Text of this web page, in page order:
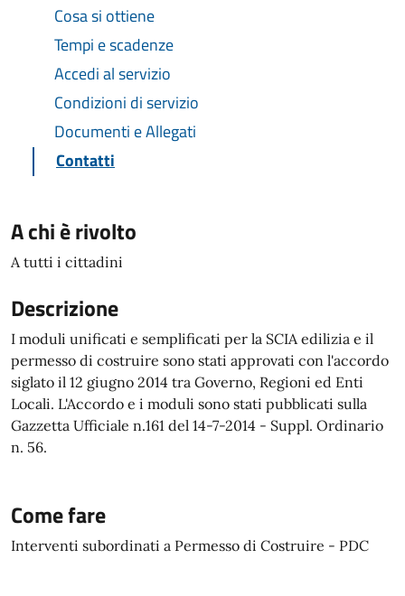
Cosa si ottiene
Tempi e scadenze
Accedi al servizio
Condizioni di servizio
Documenti e Allegati
Contatti
A chi è rivolto
A tutti i cittadini
Descrizione
I moduli unificati e semplificati per la SCIA edilizia e il
permesso di costruire sono stati approvati con l'accordo
siglato il 12 giugno 2014 tra Governo, Regioni ed Enti
Locali. L'Accordo e i moduli sono stati pubblicati sulla
Gazzetta Ufficiale n.161 del 14-7-2014 - Suppl. Ordinario
n. 56.
Come fare
Interventi subordinati a Permesso di Costruire - PDC